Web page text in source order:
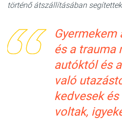
történő átszállításában
Gyermekem
és a trauma
autóktól és
való
kedvesek
voltak,